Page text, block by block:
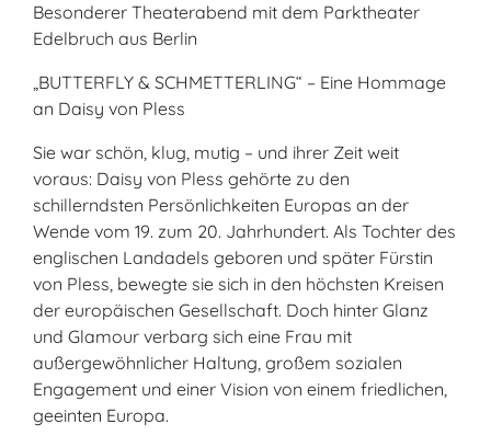
Besonderer Theaterabend mit dem Parktheater
Edelbruch aus Berlin
„BUTTERFLY & SCHMETTERLING“ – Eine Hommage
an Daisy von Pless
Sie war schön, klug, mutig – und ihrer Zeit weit
voraus: Daisy von Pless gehörte zu den
schillerndsten Persönlichkeiten Europas an der
Wende vom 19. zum 20. Jahrhundert. Als Tochter des
englischen Landadels geboren und später Fürstin
von Pless, bewegte sie sich in den höchsten Kreisen
der europäischen Gesellschaft. Doch hinter Glanz
und Glamour verbarg sich eine Frau mit
außergewöhnlicher Haltung, großem sozialen
Engagement und einer Vision von einem friedlichen,
geeinten Europa.